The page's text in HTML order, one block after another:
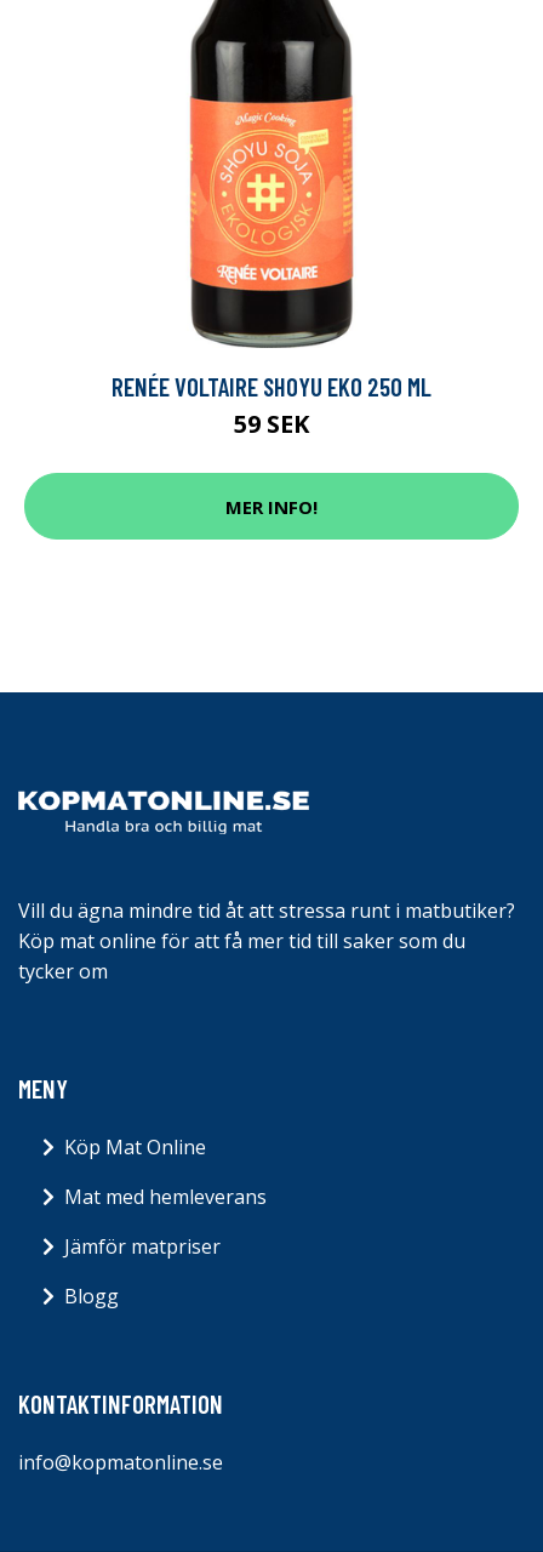
RENÉE VOLTAIRE SHOYU EKO 250 ML
59 SEK
MER INFO!
Vill du ägna mindre tid åt att stressa runt i matbutiker?
Köp mat online för att få mer tid till saker som du
tycker om
MENY
Köp Mat Online
Mat med hemleverans
Jämför matpriser
Blogg
KONTAKTINFORMATION
info@kopmatonline.se